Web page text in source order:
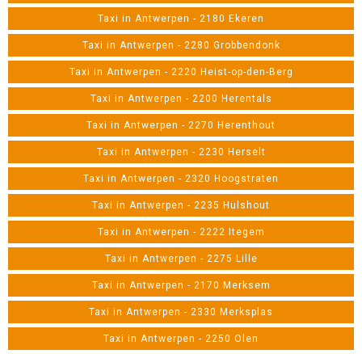
Taxi in Antwerpen - 2180 Ekeren
Taxi in Antwerpen - 2280 Grobbendonk
Taxi in Antwerpen - 2220 Heist-op-den-Berg
Taxi in Antwerpen - 2200 Herentals
Taxi in Antwerpen - 2270 Herenthout
Taxi in Antwerpen - 2230 Herselt
Taxi in Antwerpen - 2320 Hoogstraten
Taxi in Antwerpen - 2235 Hulshout
Taxi in Antwerpen - 2222 Itegem
Taxi in Antwerpen - 2275 Lille
Taxi in Antwerpen - 2170 Merksem
Taxi in Antwerpen - 2330 Merksplas
Taxi in Antwerpen - 2250 Olen